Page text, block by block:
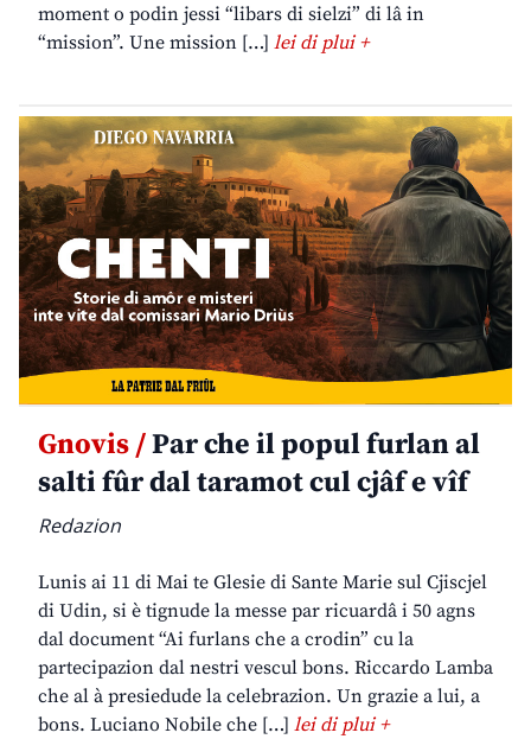
moment o podin jessi “libars di sielzi” di lâ in
“mission”. Une mission […] lei di plui +
Gnovis /Par che il popul furlan al
salti fûr dal taramot cul cjâf e vîf
Redazion
Lunis ai 11 di Mai te Glesie di Sante Marie sul Cjiscjel
di Udin, si è tignude la messe par ricuardâ i 50 agns
dal document “Ai furlans che a crodin” cu la
partecipazion dal nestri vescul bons. Riccardo Lamba
che al à presiedude la celebrazion. Un grazie a lui, a
bons. Luciano Nobile che […] lei di plui +